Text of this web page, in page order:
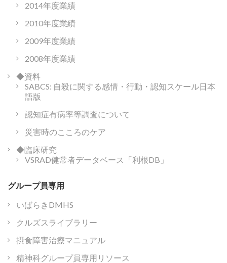
2014年度業績
2010年度業績
2009年度業績
2008年度業績
◆資料
SABCS: 自殺に関する感情・行動・認知スケール日本
語版
認知症有病率等調査について
災害時のこころのケア
◆臨床研究
VSRAD健常者データベース「利根DB」
グループ員専用
いばらきDMHS
クルズスライブラリー
摂食障害治療マニュアル
精神科グループ員専用リソース